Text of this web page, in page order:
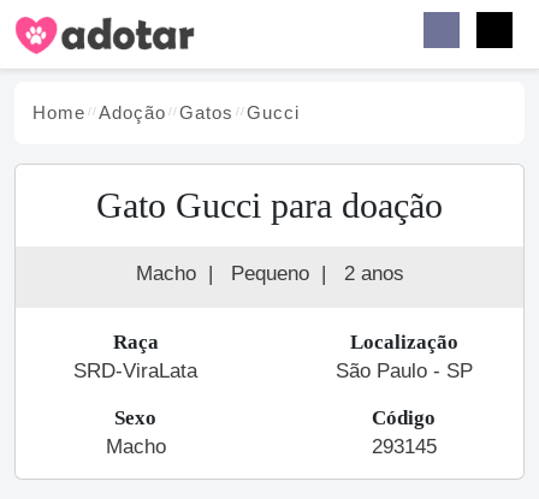
Home Adoção Gatos Gucci
Gato Gucci para doação
Macho | Pequeno | 2 anos
Raça
SRD-ViraLata
Localização
São Paulo - SP
Sexo
Macho
Código
293145